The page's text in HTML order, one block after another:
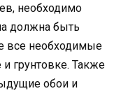
необходимо
должна быть
все необходимые
грунтовке. Также
обои и